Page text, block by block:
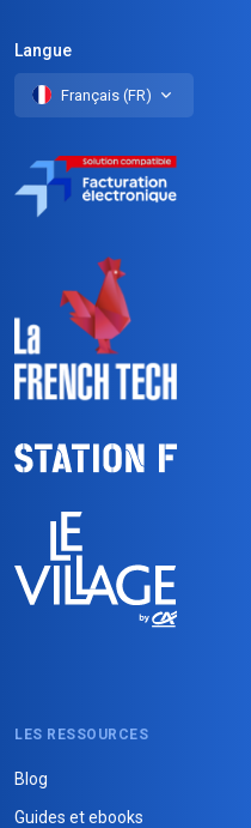
Langue
Français (FR)
LES RESSOURCES
Blog
Guides et ebooks